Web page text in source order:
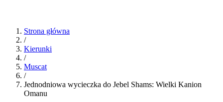
Strona główna
/
Kierunki
/
Muscat
/
Jednodniowa wycieczka do Jebel Shams: Wielki Kanion
Omanu